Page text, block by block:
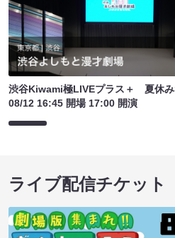
渋谷Kiwami極LIVEプラス＋ 夏休み
08/12 16:45 開場 17:00 開演
ライブ配信チケット